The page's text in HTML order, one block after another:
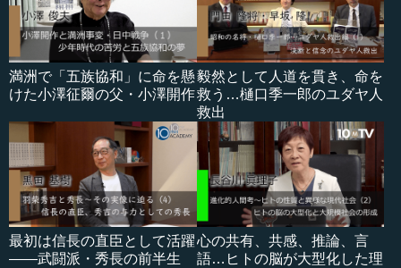
満洲で「五族協和」に命を懸
けた小澤征爾の父・小澤開作
毅然として人道を貫き、命を
救う…樋口季一郎のユダヤ人
救出
最初は信長の直臣として活躍
――武闘派・秀長の前半生
心の共有、共感、推論、言
語…ヒトの脳が大型化した理